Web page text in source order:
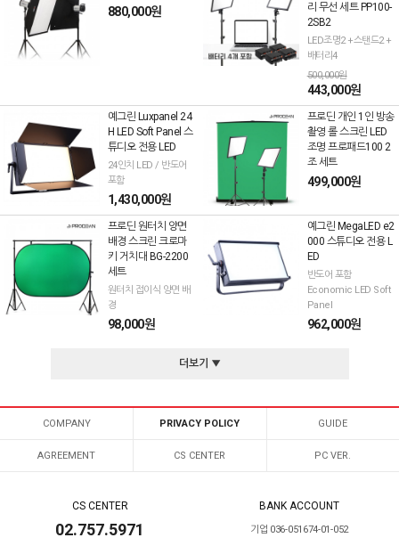
880,000원
리 무선 세트 PP100-
2SB2
LED조명2 +스탠드2 +
배터리4
500,000원
443,000원
예그린 Luxpanel 24
H LED Soft Panel 스
튜디오 전용 LED
24인치 LED / 반도어
포함
1,430,000원
프로딘 개인 1인 방송
촬영 롤 스크린 LED
조명 프로패드100 2
조 세트
499,000원
프로딘 원터치 양면
배경 스크린 크로마
키 거치대 BG-2200
세트
원터치 접이식 양면 배
경
98,000원
예그린 MegaLED e2
000 스튜디오 전용 L
ED
반도어 포함
Economic LED Soft
Panel
962,000원
더보기 ▼
COMPANY PRIVACY POLICY GUIDE
AGREEMENT CS CENTER PC VER.
CS CENTER
02.757.5971
BANK ACCOUNT
기업 036-051674-01-052